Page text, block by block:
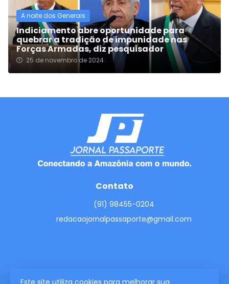
A noite dos Generais
Indiciamento abre oportunidade para
quebrar a tradição de impunidade nas
Forças Armadas, diz pesquisador
25 de novembro de 2024
Este site utiliza cookies para melhorar sua
Contato
(91) 98455-0204
redacaojornalpassaporte@gmail.com